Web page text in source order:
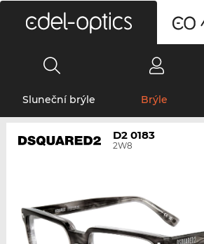
Sluneční brýle Brýle
D2 0183
2W8